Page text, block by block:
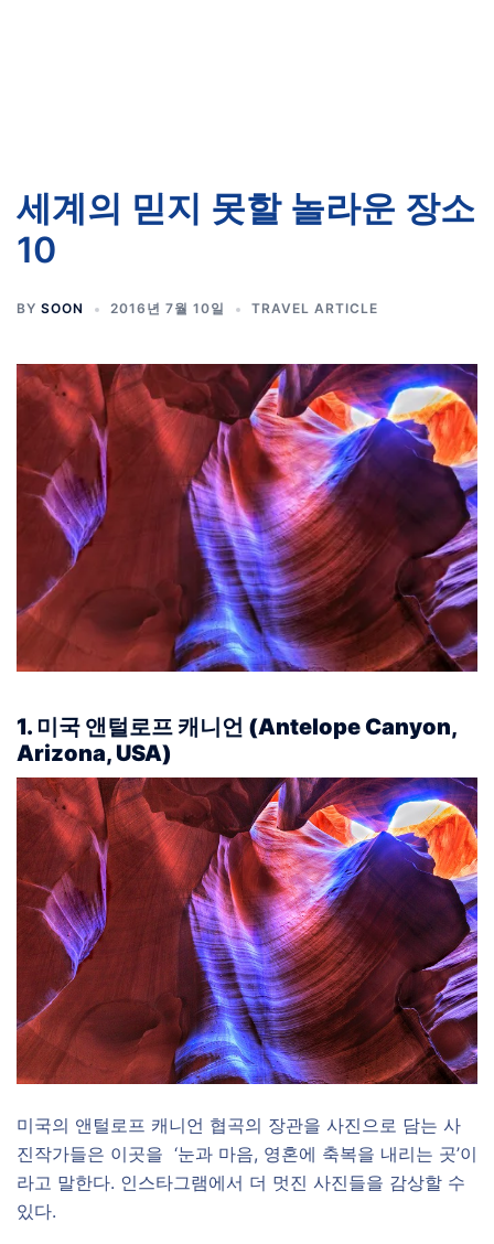
세계의 믿지 못할 놀라운 장소
10
BY SOON 2016년 7월 10일 TRAVEL ARTICLE
1. 미국 앤털로프 캐니언 (Antelope Canyon,
Arizona, USA)
미국의 앤털로프 캐니언 협곡의 장관을 사진으로 담는 사
진작가들은 이곳을 ‘눈과 마음, 영혼에 축복을 내리는 곳’이
라고 말한다. 인스타그램에서 더 멋진 사진들을 감상할 수
있다.